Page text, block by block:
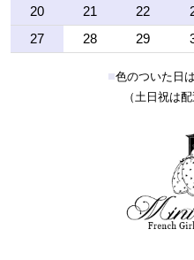
20
21 22
27
28 29
■色のついた日
（土日祝は